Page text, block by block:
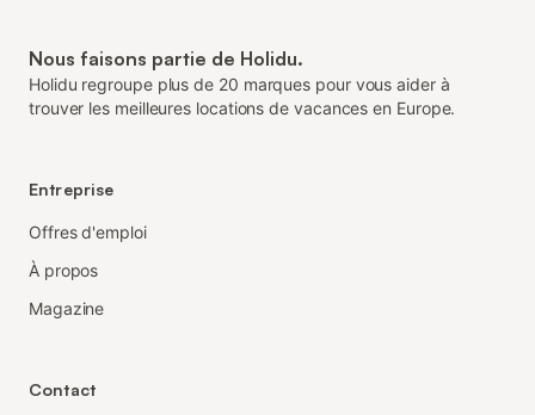
Nous faisons partie de Holidu.
Holidu regroupe plus de 20 marques pour vous aider à
trouver les meilleures locations de vacances en Europe.
Entreprise
Offres d'emploi
À propos
Magazine
Contact